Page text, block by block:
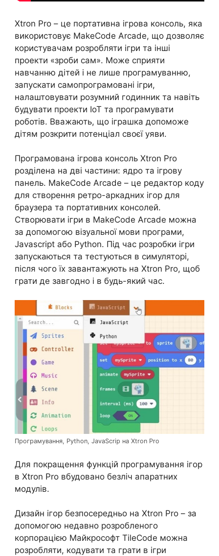
Xtron Pro – це портативна ігрова консоль, яка
використовує MakeCode Arcade, що дозволяє
користувачам розробляти ігри та інші
проекти «зроби сам». Може сприяти
навчанню дітей і не лише програмуванню,
запускати самопрограмовані ігри,
налаштовувати розумний годинник та навіть
будувати проекти IoT та програмувати
роботів. Вважають, що іграшка допоможе
дітям розкрити потенціал своєї уяви.
Програмована ігрова консоль Xtron Pro
розділена на дві частини: ядро та ігрову
панель. MakeCode Arcade – це редактор коду
для створення ретро-аркадних ігор для
браузера та портативних консолей.
Створювати ігри в MakeCode Arcade можна
за допомогою візуальної мови програми,
Javascript або Python. Під час розробки ігри
запускаються та тестуються в симуляторі,
після чого їх завантажують на Xtron Pro, щоб
грати де завгодно і в будь-який час.
Програмування, Python, JavaScrip на Xtron Pro
Для покращення функцій програмування ігор
в Xtron Pro вбудовано безліч апаратних
модулів.
Дизайн ігор безпосередньо на Xtron Pro – за
допомогою недавно розробленого
корпорацією Майкрософт TileCode можна
розробляти, кодувати та грати в ігри